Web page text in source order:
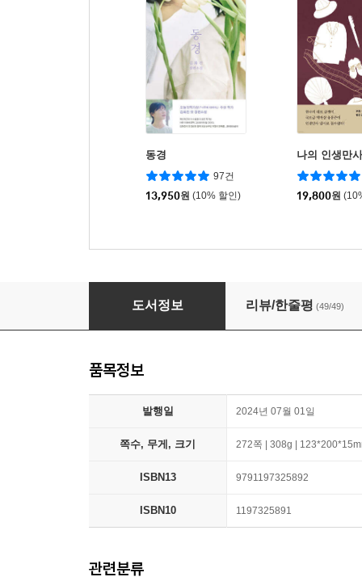
동경
97건
13,950원 (10% 할인)
나의 인생만
19,800원
음악소설집
도서정보 리뷰/한줄평 (49/49)
품목정보
발행일 2024년 07월 01일
쪽수, 무게, 크기 272쪽 | 308g |
ISBN13 9791197325892
ISBN10 1197325891
관련분류